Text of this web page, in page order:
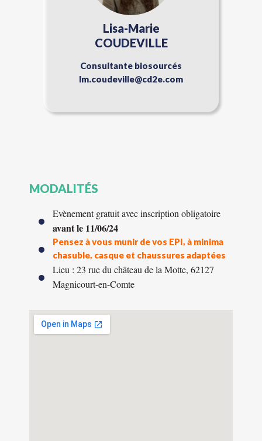
Lisa-Marie
COUDEVILLE
Consultante biosourcés
lm.coudeville@cd2e.com
MODALITÉS
Evènement gratuit avec inscription obligatoire
avant le 11/06/24
Pensez à vous munir de vos EPI, à minima
chasuble, casque et chaussures adaptées
Lieu : 23 rue du château de la Motte, 62127
Magnicourt-en-Comte